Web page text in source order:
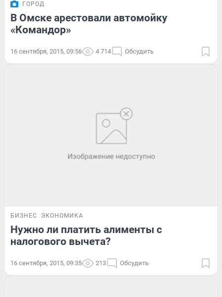
ГОРОД
В Омске арестовали автомойку
«Командор»
16 сентября, 2015, 09:56 4 714 Обсудить
БИЗНЕС ЭКОНОМИКА
Нужно ли платить алименты с
налогового вычета?
16 сентября, 2015, 09:35 213 Обсудить